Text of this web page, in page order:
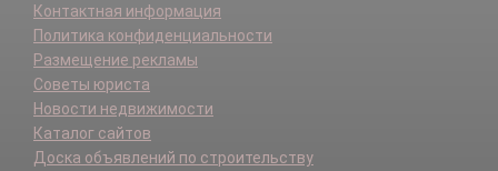
Контактная информация
Политика конфиденциальности
Размещение рекламы
Советы юриста
Новости недвижимости
Каталог сайтов
Доска объявлений по строительству